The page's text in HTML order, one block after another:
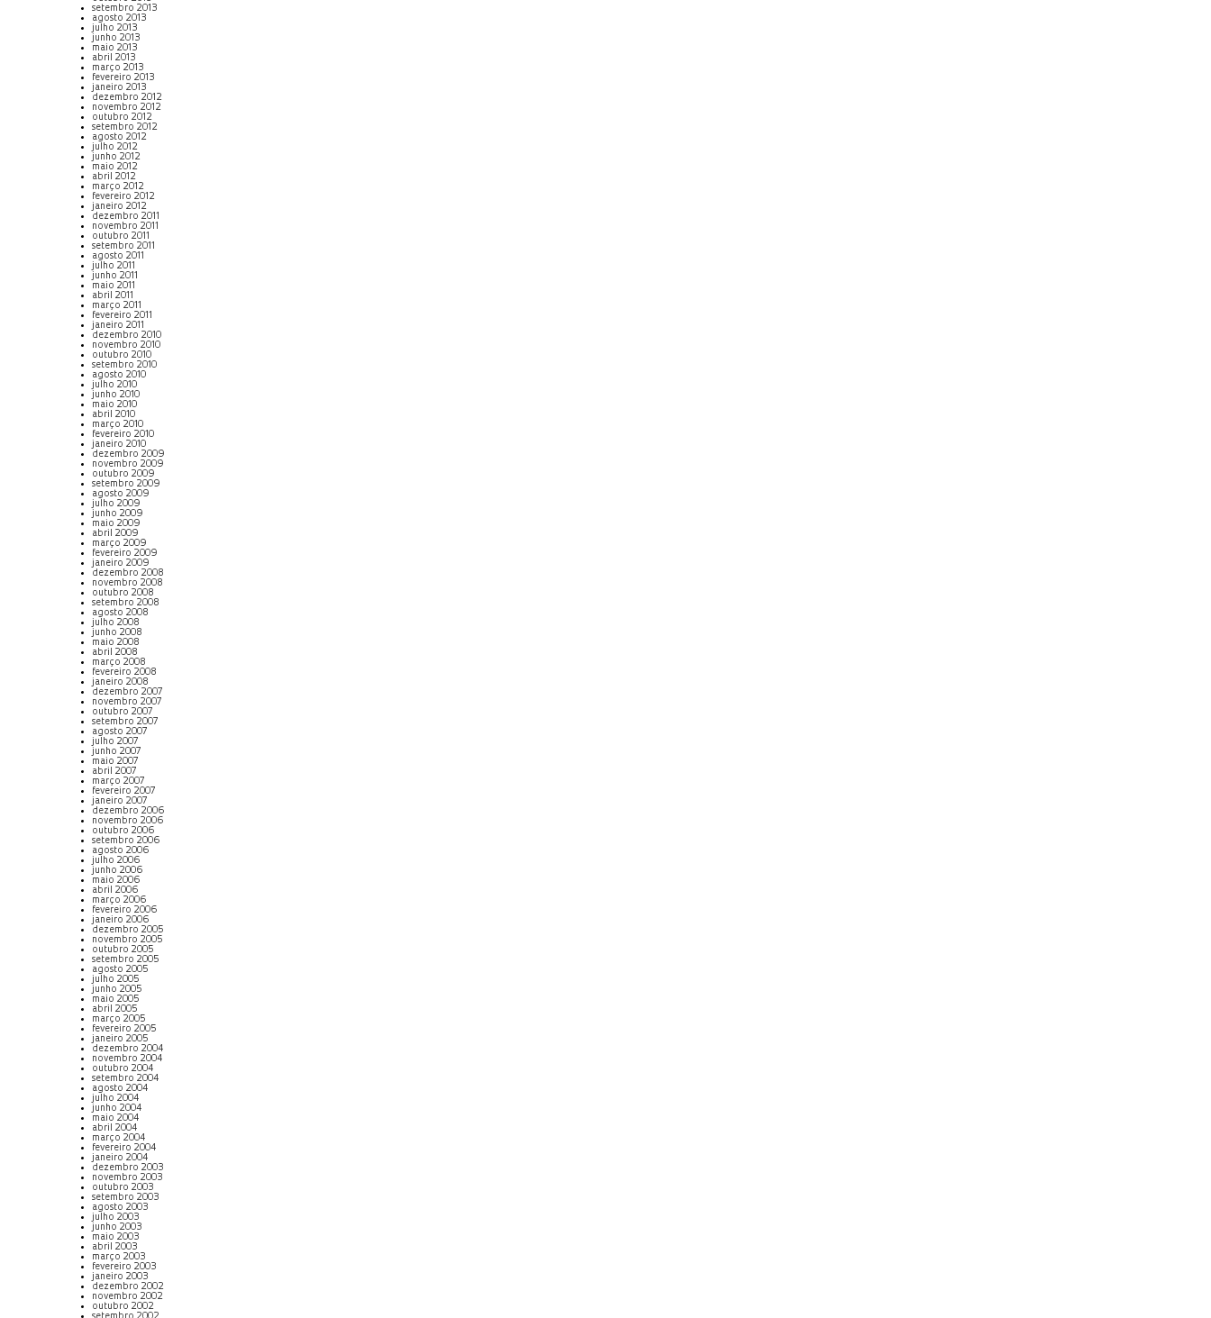
setembro 2013
agosto 2013
julho 2013
junho 2013
maio 2013
abril 2013
março 2013
fevereiro 2013
janeiro 2013
dezembro 2012
novembro 2012
outubro 2012
setembro 2012
agosto 2012
julho 2012
junho 2012
maio 2012
abril 2012
março 2012
fevereiro 2012
janeiro 2012
dezembro 2011
novembro 2011
outubro 2011
setembro 2011
agosto 2011
julho 2011
junho 2011
maio 2011
abril 2011
março 2011
fevereiro 2011
janeiro 2011
dezembro 2010
novembro 2010
outubro 2010
setembro 2010
agosto 2010
julho 2010
junho 2010
maio 2010
abril 2010
março 2010
fevereiro 2010
janeiro 2010
dezembro 2009
novembro 2009
outubro 2009
setembro 2009
agosto 2009
julho 2009
junho 2009
maio 2009
abril 2009
março 2009
fevereiro 2009
janeiro 2009
dezembro 2008
novembro 2008
outubro 2008
setembro 2008
agosto 2008
julho 2008
junho 2008
maio 2008
abril 2008
março 2008
fevereiro 2008
janeiro 2008
dezembro 2007
novembro 2007
outubro 2007
setembro 2007
agosto 2007
julho 2007
junho 2007
maio 2007
abril 2007
março 2007
fevereiro 2007
janeiro 2007
dezembro 2006
novembro 2006
outubro 2006
setembro 2006
agosto 2006
julho 2006
junho 2006
maio 2006
abril 2006
março 2006
fevereiro 2006
janeiro 2006
dezembro 2005
novembro 2005
outubro 2005
setembro 2005
agosto 2005
julho 2005
junho 2005
maio 2005
abril 2005
março 2005
fevereiro 2005
janeiro 2005
dezembro 2004
novembro 2004
outubro 2004
setembro 2004
agosto 2004
julho 2004
junho 2004
maio 2004
abril 2004
março 2004
fevereiro 2004
janeiro 2004
dezembro 2003
novembro 2003
outubro 2003
setembro 2003
agosto 2003
julho 2003
junho 2003
maio 2003
abril 2003
março 2003
fevereiro 2003
janeiro 2003
dezembro 2002
novembro 2002
outubro 2002